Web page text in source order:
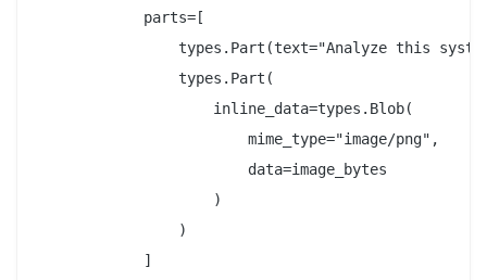
            parts=[
types.Part(text="Analyze this
                types.Part(
                    inline_data=types.Blob(
                        mime_type="image/png",
                        data=image_bytes
                    )
                )
            ]